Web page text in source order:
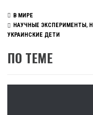
В МИРЕ
НАУЧНЫЕ ЭКСПЕРИМЕНТЫ ,
УКРАИНСКИЕ ДЕТИ
ПО ТЕМЕ